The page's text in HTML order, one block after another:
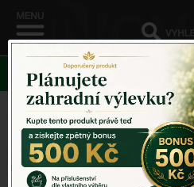
Venkovský domov ->
koš na ovoce pr. 30,5cm